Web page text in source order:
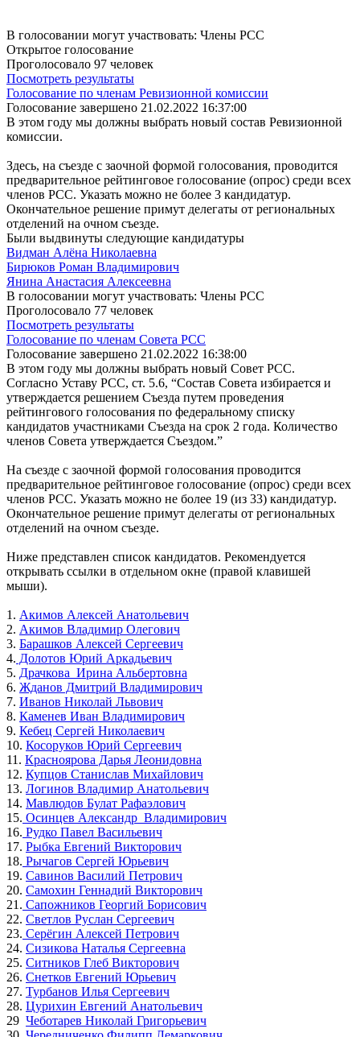
В голосовании могут участвовать: Члены РСС
Открытое голосование
Проголосовало 97 человек
Посмотреть результаты
Голосование по членам Ревизионной комиссии
Голосование завершено 21.02.2022 16:37:00
В этом году мы должны выбрать новый состав Ревизионной
комиссии.
Здесь, на съезде с заочной формой голосования, проводится
предварительное рейтинговое голосование (опрос) среди всех
членов РСС. Указать можно не более 3 кандидатур.
Окончательное решение примут делегаты от региональных
отделений на очном съезде.
Были выдвинуты следующие кандидатуры
Видман Алёна Николаевна
Бирюков Роман Владимирович
Янина Анастасия Алексеевна
В голосовании могут участвовать: Члены РСС
Проголосовало 77 человек
Посмотреть результаты
Голосование по членам Совета РСС
Голосование завершено 21.02.2022 16:38:00
В этом году мы должны выбрать новый Совет РСС.
Согласно Уставу РСС, ст. 5.6, “Состав Совета избирается и
утверждается решением Съезда путем проведения
рейтингового голосования по федеральному списку
кандидатов участниками Съезда на срок 2 года. Количество
членов Совета утверждается Съездом.”
На съезде с заочной формой голосования проводится
предварительное рейтинговое голосование (опрос) среди всех
членов РСС. Указать можно не более 19 (из 33) кандидатур.
Окончательное решение примут делегаты от региональных
отделений на очном съезде.
Ниже представлен список кандидатов. Рекомендуется
открывать ссылки в отдельном окне (правой клавишей
мыши).
1. Акимов Алексей Анатольевич
2. Акимов Владимир Олегович
3. Барашков Алексей Сергеевич
4. Долотов Юрий Аркадьевич
5. Драчкова Ирина Альбертовна
6. Жданов Дмитрий Владимирович
7. Иванов Николай Львович
8. Каменев Иван Владимирович
9. Кебец Сергей Николаевич
10. Косоруков Юрий Сергеевич
11. Красноярова Дарья Леонидовна
12. Купцов Станислав Михайлович
13. Логинов Владимир Анатольевич
14. Мавлюдов Булат Рафаэлович
15. Осинцев Александр Владимирович
16. Рудко Павел Васильевич
17. Рыбка Евгений Викторович
18. Рычагов Сергей Юрьевич
19. Савинов Василий Петрович
20. Самохин Геннадий Викторович
21. Сапожников Георгий Борисович
22. Светлов Руслан Сергеевич
23. Серёгин Алексей Петрович
24. Сизикова Наталья Сергеевна
25. Ситников Глеб Викторович
26. Снетков Евгений Юрьевич
27. Турбанов Илья Сергеевич
28. Цурихин Евгений Анатольевич
29 Чеботарев Николай Григорьевич